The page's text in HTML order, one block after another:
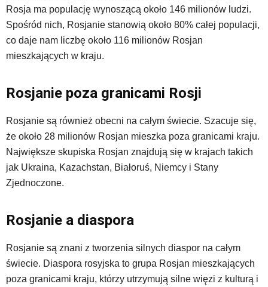
Rosja ma populację wynoszącą około 146 milionów ludzi.
Spośród nich, Rosjanie stanowią około 80% całej populacji,
co daje nam liczbę około 116 milionów Rosjan
mieszkających w kraju.
Rosjanie poza granicami Rosji
Rosjanie są również obecni na całym świecie. Szacuje się,
że około 28 milionów Rosjan mieszka poza granicami kraju.
Największe skupiska Rosjan znajdują się w krajach takich
jak Ukraina, Kazachstan, Białoruś, Niemcy i Stany
Zjednoczone.
Rosjanie a diaspora
Rosjanie są znani z tworzenia silnych diaspor na całym
świecie. Diaspora rosyjska to grupa Rosjan mieszkających
poza granicami kraju, którzy utrzymują silne więzi z kulturą i